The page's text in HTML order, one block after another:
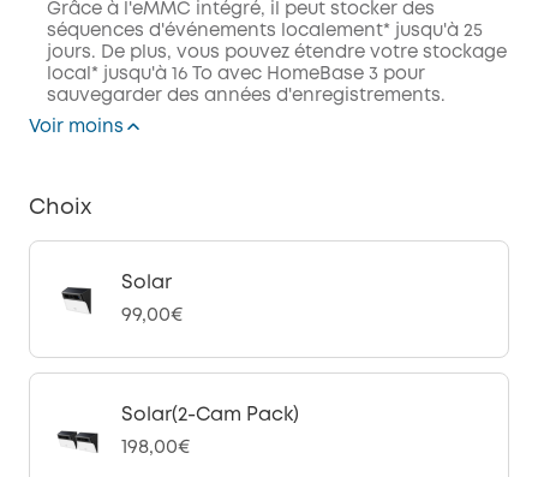
Grâce à l'eMMC intégré, il peut stocker des
séquences d'événements localement* jusqu'à 25
jours. De plus, vous pouvez étendre votre stockage
local* jusqu'à 16 To avec HomeBase 3 pour
sauvegarder des années d'enregistrements.
Voir moins
Choix
Solar
99,00€
Solar(2-Cam Pack)
198,00€